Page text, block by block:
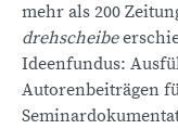
mehr als 200
drehscheibe
Ideenfundus:
Autorenbeiträgen